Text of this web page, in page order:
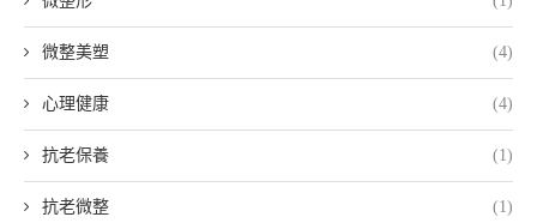
微整美塑 (4)
心理健康 (4)
抗老保養 (1)
抗老微整 (1)